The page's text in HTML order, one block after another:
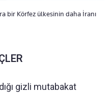
bir Körfez ülkesinin daha İranı
gizli mutabakat